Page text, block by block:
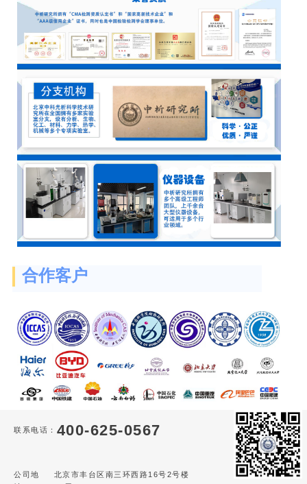
合作客户
联系电话： 400-625-0567
公司地
北京市丰台区南三环西路16号2号楼